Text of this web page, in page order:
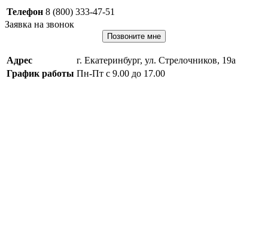
Телефон 8 (800) 333-47-51
Заявка на звонок
Позвоните мне
Адрес
г. Екатеринбург, ул. Стрелочников, 19а
График работы Пн-Пт с 9.00 до 17.00